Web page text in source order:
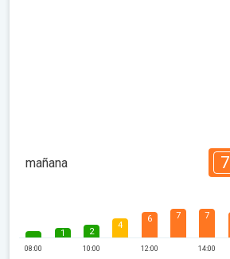
mañana 7
08:00
1 2
10:00
4
6
12:00
7 7
14:00